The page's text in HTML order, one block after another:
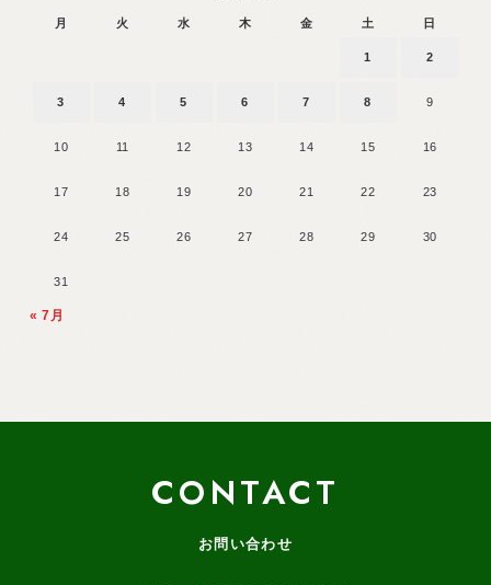
月 火 水 木 金 土 日
1 2
3 4 5 6 7 8 9
10 11 12 13 14 15 16
17 18 19 20 21 22 23
24 25 26 27 28 29 30
31
« 7月
CONTACT
お問い合わせ